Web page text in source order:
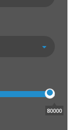
80000